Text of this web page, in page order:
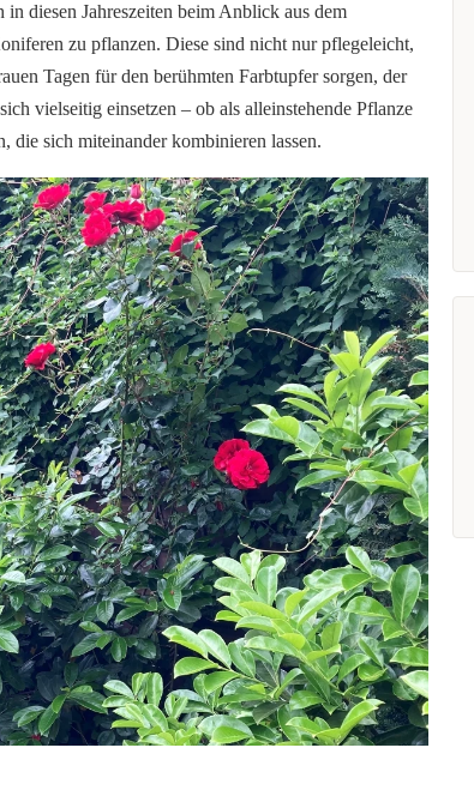
diesen Jahreszeiten beim Anblick aus dem
zu pflanzen. Diese sind nicht nur pflegeleicht,
Tagen für den berühmten Farbtupfer sorgen, der
vielseitig einsetzen – ob als alleinstehende Pflanze
die sich miteinander kombinieren lassen.